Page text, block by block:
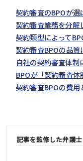
契約審査のBPOが選
契約審査業務を分解
契約類型によって
契約審査BPOの品
自社の契約審査体制
BPOが「契約審査
契約審査BPOの費
記事を監修した弁護士